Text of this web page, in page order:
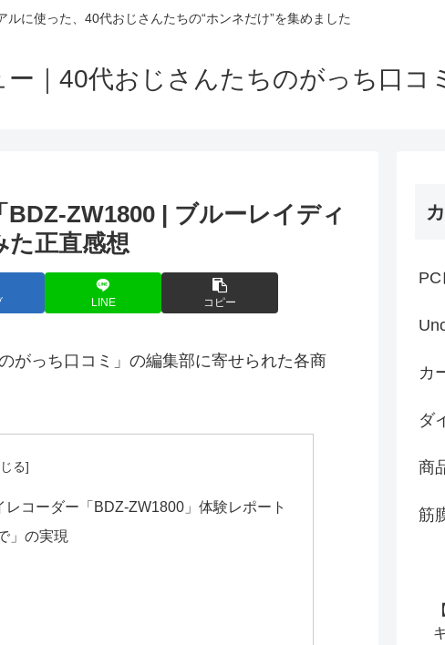
ルに使った、40代おじさんたちの“ホンネだけ”を集めました
｜40代おじさんたちのがっち口コ
BDZ-ZW1800 | ブルーレイディ
た正直感想
LINE コピー
がっち口コミ」の編集部に寄せられた各商
コーダー「BDZ-ZW1800」体験レポート
」の実現
カ
ダ
商
筋